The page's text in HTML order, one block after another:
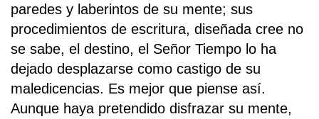
paredes y laberintos de su mente; sus
procedimientos de escritura, diseñada cree no
se sabe, el destino, el Señor Tiempo lo ha
dejado desplazarse como castigo de su
maledicencias. Es mejor que piense así.
Aunque haya pretendido disfrazar su mente,